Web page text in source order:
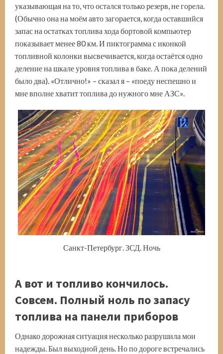
указывающая на то, что остался только резерв, не горела.
(Обычно она на моём авто загорается, когда оставшийся
запас на остатках топлива хода бортовой компьютер
показывает менее 80 км. И пиктограмма с иконкой
топливной колонки высвечивается, когда остаётся одно
деление на шкале уровня топлива в баке. А пока делений
было два). «Отлично!» – сказал я – «поеду неспешно и
мне вполне хватит топлива до нужного мне АЗС».
Санкт-Петербург. ЗСД. Ночь
А вот и топливо кончилось.
Совсем. Полный ноль по запасу
топлива на панели приборов
Однако дорожная ситуация несколько разрушила мои
надежды. Был выходной день. Но по дороге встречались